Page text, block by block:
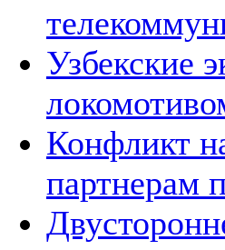
Узбекские
Конфликт